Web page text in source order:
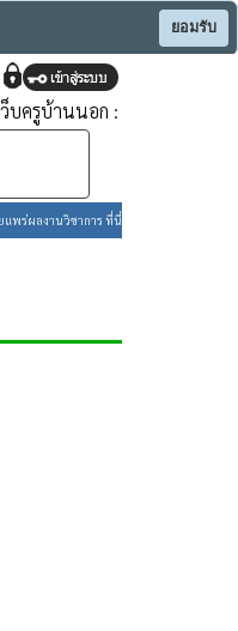
ยอมรับ
บครูบ้านนอก :
แพร่ผลงานวิชาการ ที่นี่